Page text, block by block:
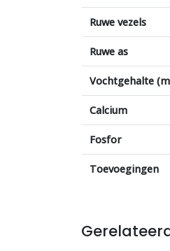
Ruwe vezels
Ruwe as
Vochtgehalte
Calcium
Fosfor
Toevoegingen